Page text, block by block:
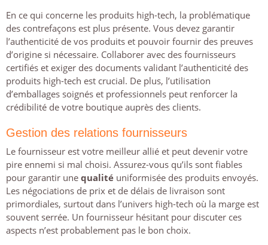
En ce qui concerne les produits high-tech, la problématique
des contrefaçons est plus présente. Vous devez garantir
l’authenticité de vos produits et pouvoir fournir des preuves
d’origine si nécessaire. Collaborer avec des fournisseurs
certifiés et exiger des documents validant l’authenticité des
produits high-tech est crucial. De plus, l’utilisation
d’emballages soignés et professionnels peut renforcer la
crédibilité de votre boutique auprès des clients.
Gestion des relations fournisseurs
Le fournisseur est votre meilleur allié et peut devenir votre
pire ennemi si mal choisi. Assurez-vous qu’ils sont fiables
pour garantir une qualité uniformisée des produits envoyés.
Les négociations de prix et de délais de livraison sont
primordiales, surtout dans l’univers high-tech où la marge est
souvent serrée. Un fournisseur hésitant pour discuter ces
aspects n’est probablement pas le bon choix.